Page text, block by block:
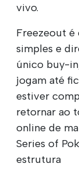
vivo.
Freezeout
simples e
único buy-
jogam até
estiver
retornar ao
online de
Series of
estrutura